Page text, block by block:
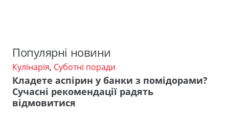
Популярні новини
Кулінарія, Суботні поради
Кладете аспірин у банки з помідорами?
Сучасні рекомендації радять
відмовитися